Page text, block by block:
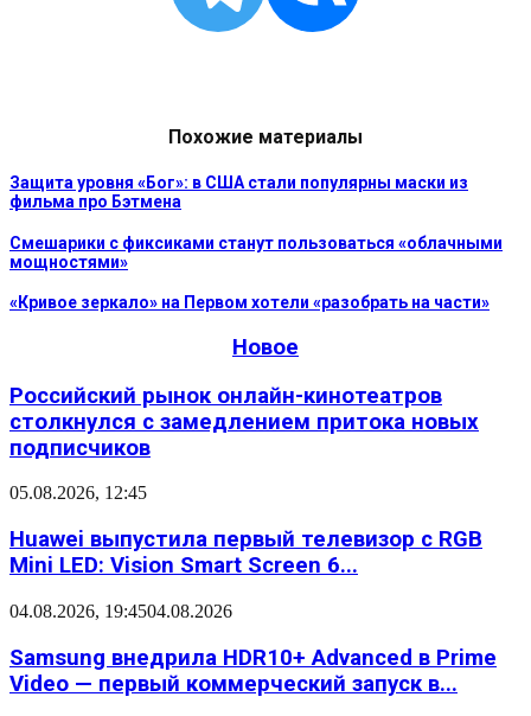
Похожие материалы
Защита уровня «Бог»: в США стали популярны маски из
фильма про Бэтмена
Смешарики с фиксиками станут пользоваться «облачными
мощностями»
«Кривое зеркало» на Первом хотели «разобрать на части»
Новое
Российский рынок онлайн-кинотеатров
столкнулся с замедлением притока новых
подписчиков
05.08.2026, 12:45
Huawei выпустила первый телевизор с RGB
Mini LED: Vision Smart Screen 6...
04.08.2026, 19:4504.08.2026
Samsung внедрила HDR10+ Advanced в Prime
Video — первый коммерческий запуск в...